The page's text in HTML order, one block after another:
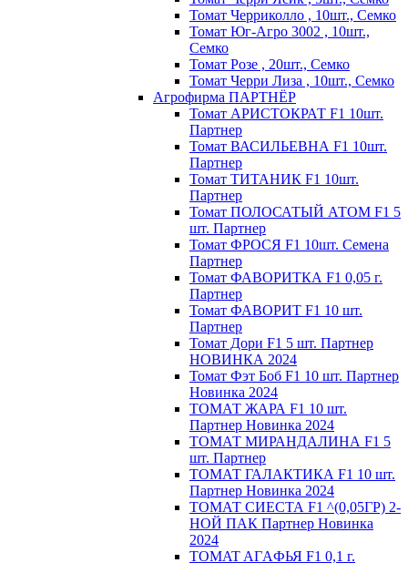
Томат Черриколло , 10шт., Семко
Томат Юг-Агро 3002 , 10шт.,
Семко
Томат Розе , 20шт., Семко
Томат Черри Лиза , 10шт., Семко
Агрофирма ПАРТНЁР
Томат АРИСТОКРАТ F1 10шт.
Партнер
Томат ВАСИЛЬЕВНА F1 10шт.
Партнер
Томат ТИТАНИК F1 10шт.
Партнер
Томат ПОЛОСАТЫЙ АТОМ F1 5
шт. Партнер
Томат ФРОСЯ F1 10шт. Семена
Партнер
Томат ФАВОРИТКА F1 0,05 г.
Партнер
Томат ФАВОРИТ F1 10 шт.
Партнер
Томат Дори F1 5 шт. Партнер
НОВИНКА 2024
Томат Фэт Боб F1 10 шт. Партнер
Новинка 2024
ТОМАТ ЖАРА F1 10 шт.
Партнер Новинка 2024
ТОМАТ МИРАНДАЛИНА F1 5
шт. Партнер
ТОМАТ ГАЛАКТИКА F1 10 шт.
Партнер Новинка 2024
ТОМАТ СИЕСТА F1 ^(0,05ГР) 2-
НОЙ ПАК Партнер Новинка
2024
TOMAT AГAФЬЯ F1 0,1 г.